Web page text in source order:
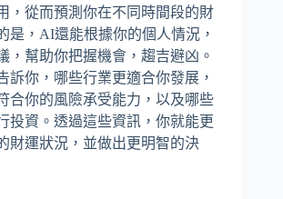
，從而預測你在不同時間段的財
是，AI還能根據你的個人情況，
，幫助你把握機會，趨吉避凶。
訴你，哪些行業更適合你發展，
合你的風險承受能力，以及哪些
投資。透過這些資訊，你就能更
財運狀況，並做出更明智的決